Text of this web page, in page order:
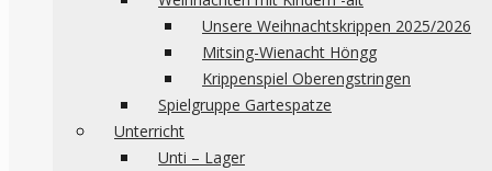
Unsere Weihnachtskrippen 2025/2026
Mitsing-Wienacht Höngg
Krippenspiel Oberengstringen
Spielgruppe Gartespatze
Unterricht
Unti – Lager